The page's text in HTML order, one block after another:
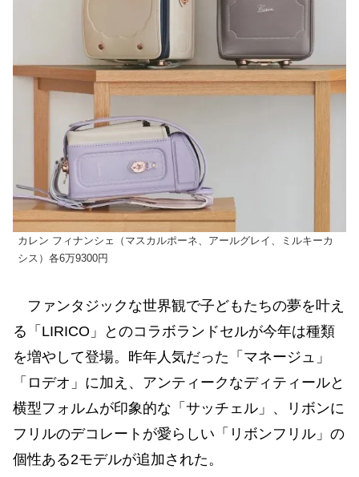
カレン フィナンシェ（マスカルポーネ、アールグレイ、ミルキーカ
シス）各6万9300円
ファンタジックな世界観で子どもたちの夢を叶え
る「LIRICO」とのコラボランドセルが今年は種類
を増やして登場。昨年人気だった「マネージュ」
「ロデオ」に加え、アンティークなディティールと
横型フォルムが印象的な「サッチェル」、リボンに
フリルのデコレートが愛らしい「リボンフリル」の
個性ある2モデルが追加された。